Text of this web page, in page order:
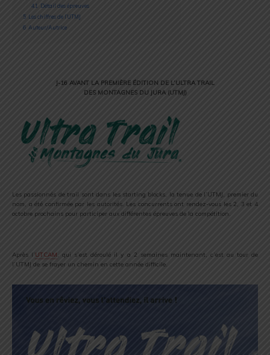
4.1
Détail des épreuves
5 Les chiffres de l’UTMJ
6 Auteur/Autrice
J-16 AVANT LA PREMIÈRE ÉDITION DE L’ULTRA TRAIL
DES MONTAGNES DU JURA (UTMJ)
Les passionnés de trail sont dans les starting blocks, la tenue de l’UTMJ, premier du
nom, a été confirmée par les autorités. Les concurrents ont rendez-vous les 2, 3 et 4
octobre prochains pour participer aux différentes épreuves de la compétition.
Après l’UTCAM , qui s’est déroulé il y a 2 semaines maintenant, c’est au tour de
l’UTMJ de se frayer un chemin en cette année difficile.